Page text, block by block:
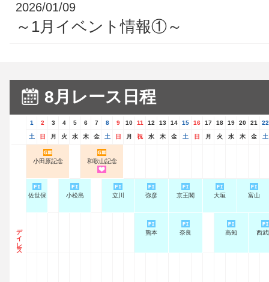
2026/01/09
～1月イベント情報①～
8月レース日程
1 2 3 4 5 6 7 8 9 10 11 12 13 14 15 16 17 18 19 20 21 22
土 日 月 火 水 木 金 土 日 月 祝 水 木 金 土 日 月 火 水 木 金 土
デイレース
小田原記念 和歌山記念
佐世保 小松島 立川 弥彦 京王閣 大垣 富山
熊本 奈良 高知 西